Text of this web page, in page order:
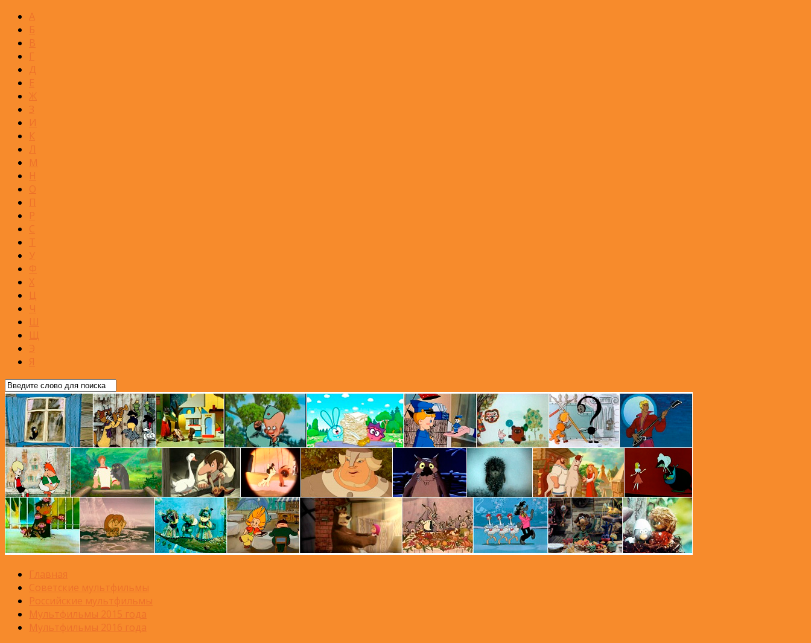
А
Б
В
Г
Д
Е
Ж
З
И
К
Л
М
Н
О
П
Р
С
Т
У
Ф
Х
Ц
Ч
Ш
Щ
Э
Я
Главная
Советские мультфильмы
Российские мультфильмы
Мультфильмы 2015 года
Мультфильмы 2016 года